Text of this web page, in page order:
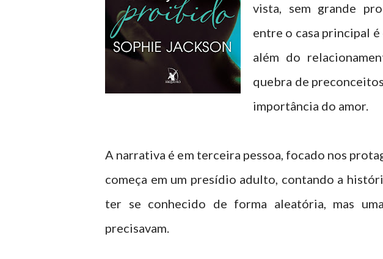
vista, sem grande
entre o casa principal
além do
quebra de
importância do amor.
A narrativa é em terceira pessoa, focado nos
começa em um presídio adulto, contando a
ter se conhecido de forma aleatória, mas
precisavam.